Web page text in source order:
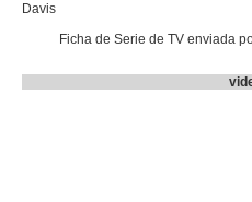
Davis
Ficha de Serie de TV enviada